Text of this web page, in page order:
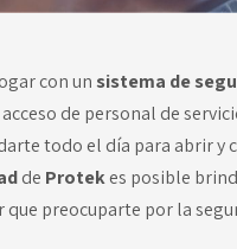
con un sistema de
de personal de
todo el día para abrir y
de Protekes posible
preocuparte por la